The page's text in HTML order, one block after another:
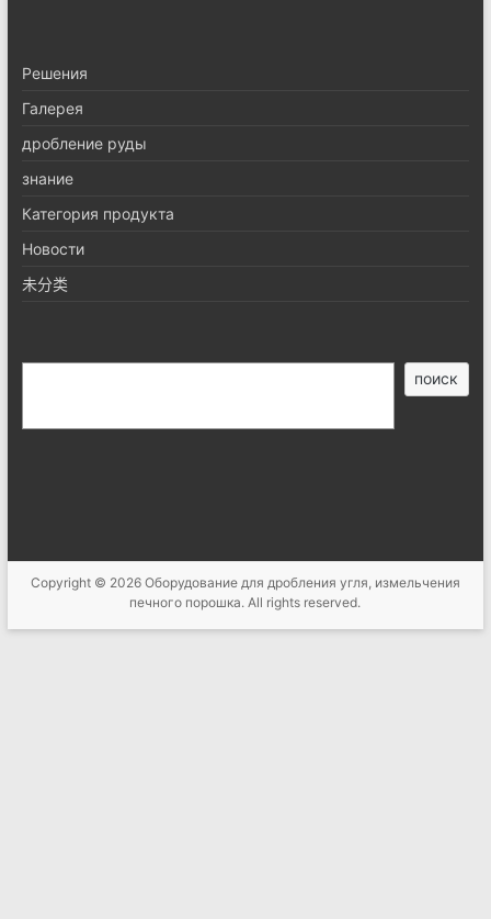
Pешения
Галерея
дробление руды
знание
Категория продукта
Новости
未分类
поиск
Copyright © 2026 Оборудование для дробления угля, измельчения
печного порошка. All rights reserved.